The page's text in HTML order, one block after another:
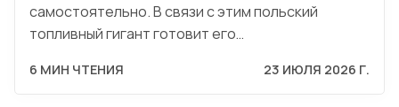
самостоятельно. В связи с этим польский
топливный гигант готовит его…
6 МИН ЧТЕНИЯ 23 ИЮЛЯ 2026 Г.